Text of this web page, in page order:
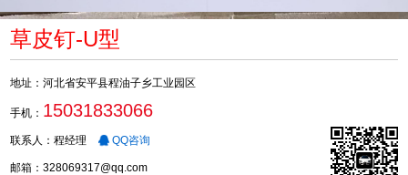
草皮钉-U型
地址：河北省安平县程油子乡工业园区
手机： 15031833066
联系人：程经理 QQ咨询
邮箱：328069317@qq.com